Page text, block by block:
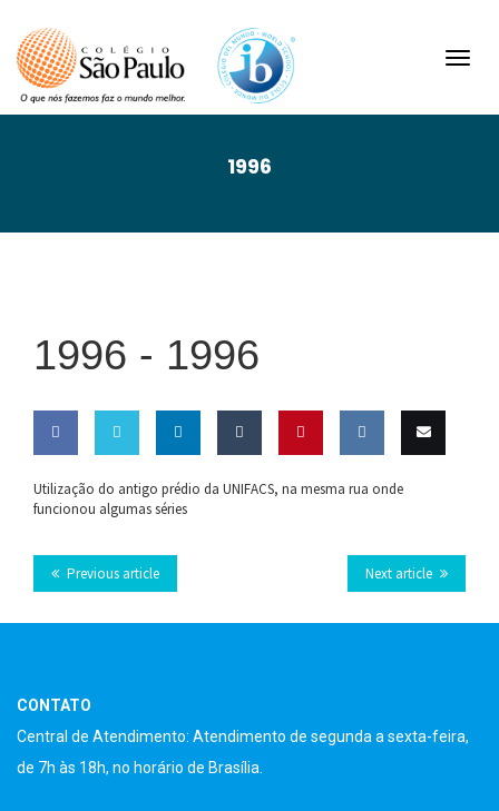
1996
1996 - 1996
on on on
Utilização do antigo prédio da UNIFACS, na mesma rua onde
funcionou algumas séries
Next article
Previous article
CONTATO
Central de Atendimento: Atendimento de segunda a sexta-feira,
de 7h às 18h, no horário de Brasília.